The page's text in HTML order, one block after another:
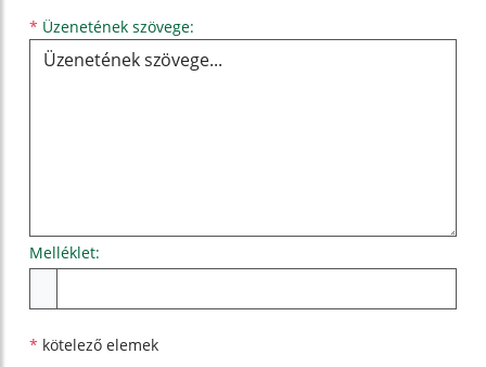
* Üzenetének szövege:
Melléklet:
* kötelező elemek